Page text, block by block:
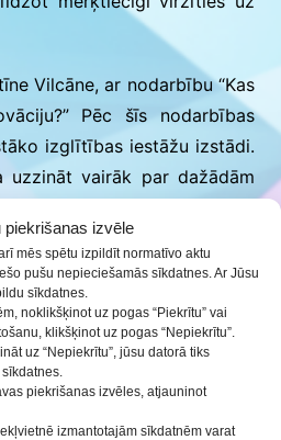
piekrišanas izvēle
mēs spētu izpildīt normatīvo aktu
pušu nepieciešamās sīkdatnes. Ar Jūsu
sīkdatnes.
noklikšķinot uz pogas “Piekrītu” vai
klikšķinot uz pogas “Nepiekrītu”.
uz “Nepiekrītu”, jūsu datorā tiks
piekrišanas izvēles, atjauninot
izmantotajām sīkdatnēm varat
Vilcāne, ar nodarbību “Kas
Pēc šīs nodarbības
izglītības iestāžu izstādi.
uzzināt vairāk par dažādām
apmeklēt nodarbības.
gan izglītības iestādes, gan
apmeklēt 2 nodarbības.
labbūtība un